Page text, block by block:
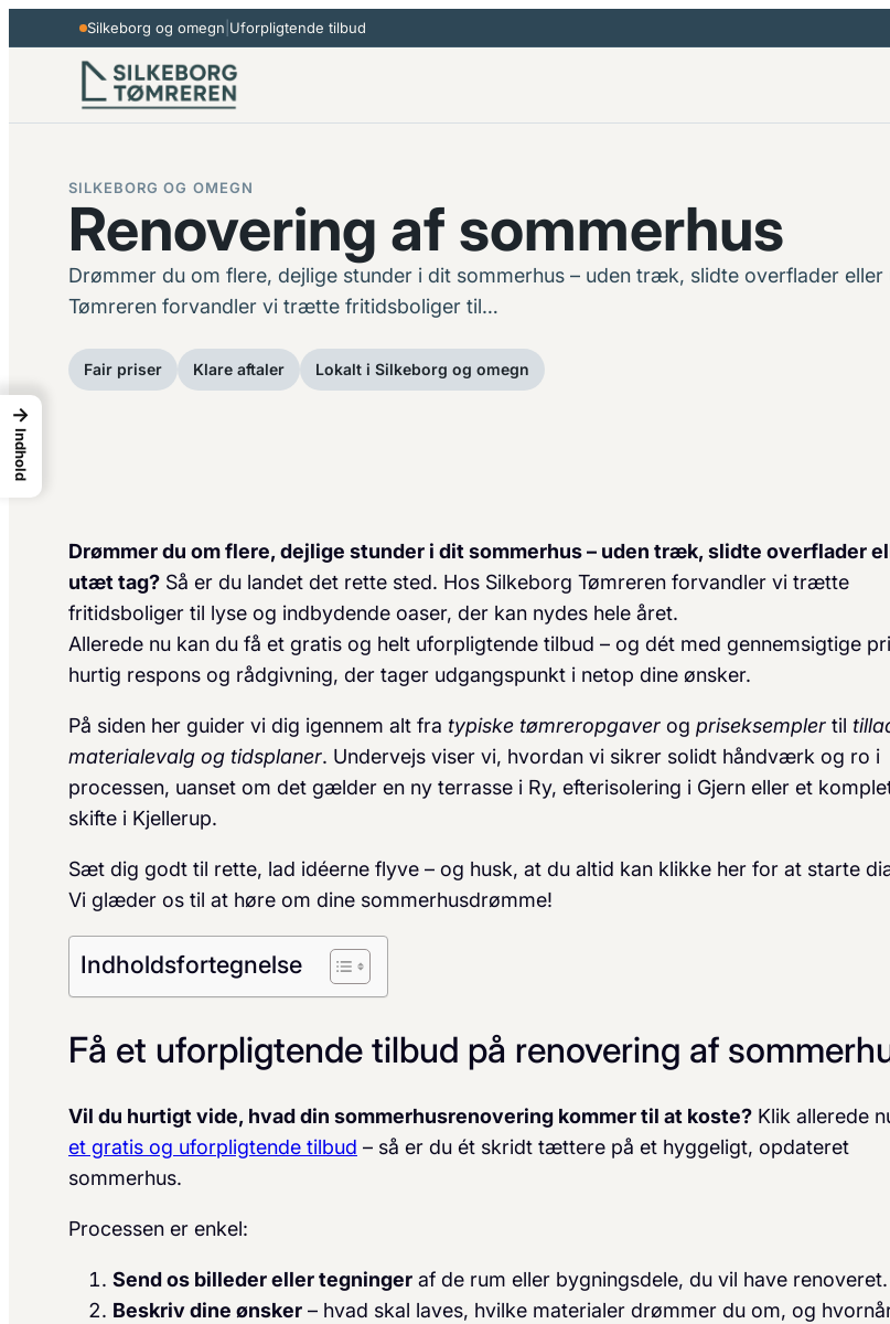
til
Silkeborg og omegn Uforpligtende tilbud
SILKEBORG OG OMEGN
Renovering af sommerhus
Drømmer du om flere, dejlige stunder i dit sommerhus – uden træk, slidte overflader
Tømreren forvandler vi trætte fritidsboliger til…
Fair priser Klare aftaler Lokalt i Silkeborg og omegn
Drømmer du om flere, dejlige stunder i dit sommerhus – uden træk, slidte overflader
utæt tag?Så er du landet det rette sted. Hos Silkeborg Tømreren forvandler vi trætte
fritidsboliger til lyse og indbydende oaser, der kan nydes hele året.
Allerede nu kan du få et gratis og helt uforpligtende tilbud – og dét med gennemsigtige
hurtig respons og rådgivning, der tager udgangspunkt i netop dine ønsker.
På siden her guider vi dig igennem alt fra typiske tømreropgaverog pris­eksemplertil
materialevalg og tidsplaner. Undervejs viser vi, hvordan vi sikrer solidt håndværk og ro i
processen, uanset om det gælder en ny terrasse i Ry, efter­isolering i Gjern eller et
skifte i Kjellerup.
Sæt dig godt til rette, lad idéerne flyve – og husk, at du altid kan klikke her for at starte
Vi glæder os til at høre om dine sommerhus­drømme!
Indholdsfortegnelse
Få et uforpligtende tilbud på renovering af
Vil du hurtigt vide, hvad din sommerhusrenovering kommer til at koste?Klik allerede
et gratis og uforpligtende tilbud – så er du ét skridt tættere på et hyggeligt, opdateret
sommerhus.
Processen er enkel:
Send os billeder eller tegningeraf de rum eller bygningsdele, du vil have renoveret.
Beskriv dine ønsker– hvad skal laves, hvilke materialer drømmer du om, og
→
Indhold